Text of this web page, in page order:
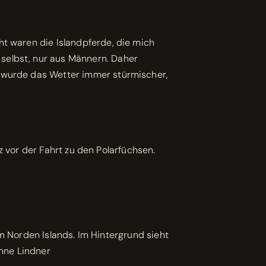
waren die Islandpferde, die mich
nur aus Männern. Daher
das Wetter immer stürmischer,